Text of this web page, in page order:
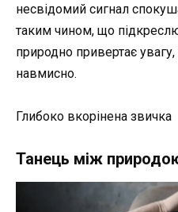
несвідомий сигнал
таким чином, що
природно привертає
навмисно.
Глибоко вкорінена звичка
Танець між